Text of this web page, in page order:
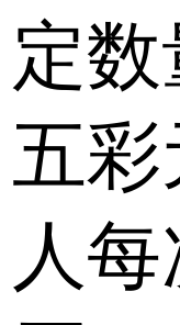
定数
五
人